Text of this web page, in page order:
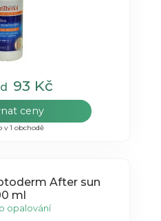
93 Kč
ceny
v 1 obchodě
After sun
ml
opalování